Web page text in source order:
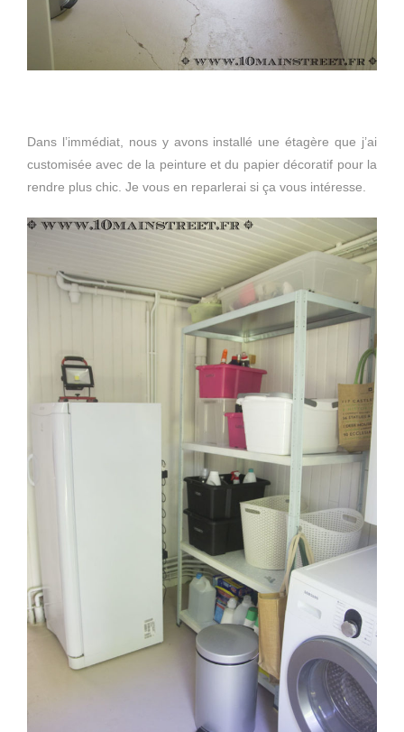
Dans l’immédiat, nous y avons installé une étagère que j’ai
customisée avec de la peinture et du papier décoratif pour la
rendre plus chic. Je vous en reparlerai si ça vous intéresse.